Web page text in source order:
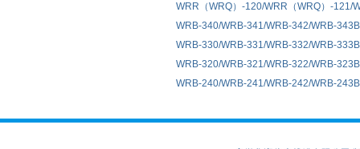
WRR（WRQ）-120/WRR（WRQ）-121/
WRB-340/WRB-341/WRB-342/WRB-
WRB-330/WRB-331/WRB-332/WRB-
WRB-320/WRB-321/WRB-322/WRB-
WRB-240/WRB-241/WRB-242/WRB-